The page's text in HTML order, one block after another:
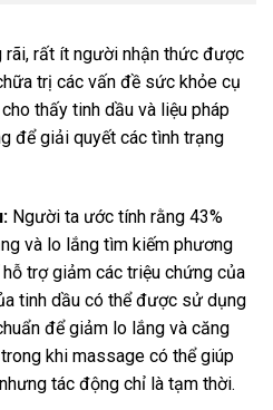
rất ít người nhận thức được
trị các vấn đề sức khỏe cụ
thấy tinh dầu và liệu pháp
để giải quyết các tình trạng
Người ta ước tính rằng 43%
và lo lắng tìm kiếm phương
trợ giảm các triệu chứng của
tinh dầu có thể được sử dụng
để giảm lo lắng và căng
khi massage có thể giúp
tác động chỉ là tạm thời.